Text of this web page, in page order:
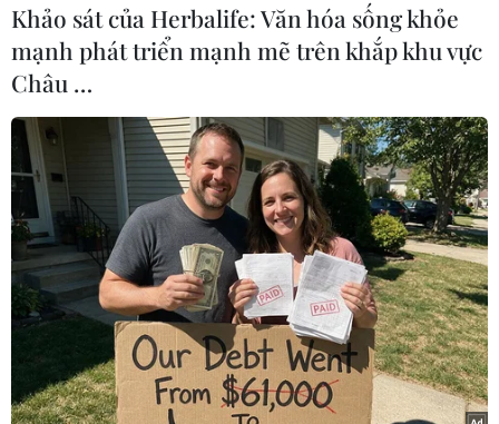
(TTXVN/Vietnam+)
Khảo sát của Herbalife: Văn hóa sống khỏe
mạnh phát triển mạnh mẽ trên khắp khu vực
Châu …